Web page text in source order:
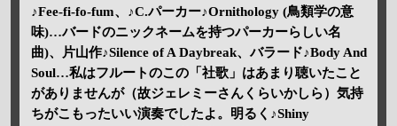
♪Fee-fi-fo-fum、♪C.パーカー♪Ornithology (鳥類学の意
味)…バードのニックネームを持つパーカーらしい名
曲)、片山作♪Silence of A Daybreak、バラード♪Body And
Soul…私はフルートのこの「社歌」はあまり聴いたこと
がありませんが（故ジェレミーさんくらいかしら）気持
ちがこもったいい演奏でしたよ。明るく♪Shiny